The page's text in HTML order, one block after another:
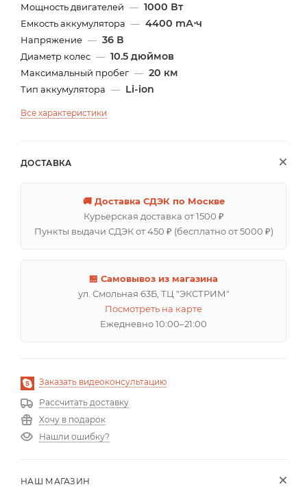
Мощность двигателей — 1000 Вт
Емкость аккумулятора — 4400 mА⋅ч
Напряжение — 36 В
Диаметр колес — 10.5 дюймов
Максимальный пробег — 20 км
Тип аккумулятора — Li-ion
Все характеристики
ДОСТАВКА
🚚 Доставка СДЭК по Москве
Курьерская доставка от 1500 ₽
Пункты выдачи СДЭК от 450 ₽ (бесплатно от 5000 ₽)
🏪 Самовывоз из магазина
ул. Смольная 63Б, ТЦ "ЭКСТРИМ"
Посмотреть на карте
Ежедневно 10:00–21:00
Заказать видеоконсультацию
Рассчитать доставку
Хочу в подарок
Нашли ошибку?
НАШ МАГАЗИН